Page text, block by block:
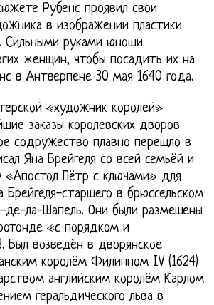
Рубенс проявил свои
в изображении пластики
Сильными руками юноши
женщин, чтобы посадить их на
в Антверпене 30 мая 1640 года.
«художник королей»
заказы королевских дворов
содружество плавно перешло в
Яна Брейгеля со всей семьёй и
«Апостол Пётр с ключами» для
Брейгеля-старшего в брюссельском
ла-Шапель. Они были размещены
«с порядком и
Был возведён в дворянское
королём Филиппом IV (1624)
английским королём Карлом
геральдического льва в